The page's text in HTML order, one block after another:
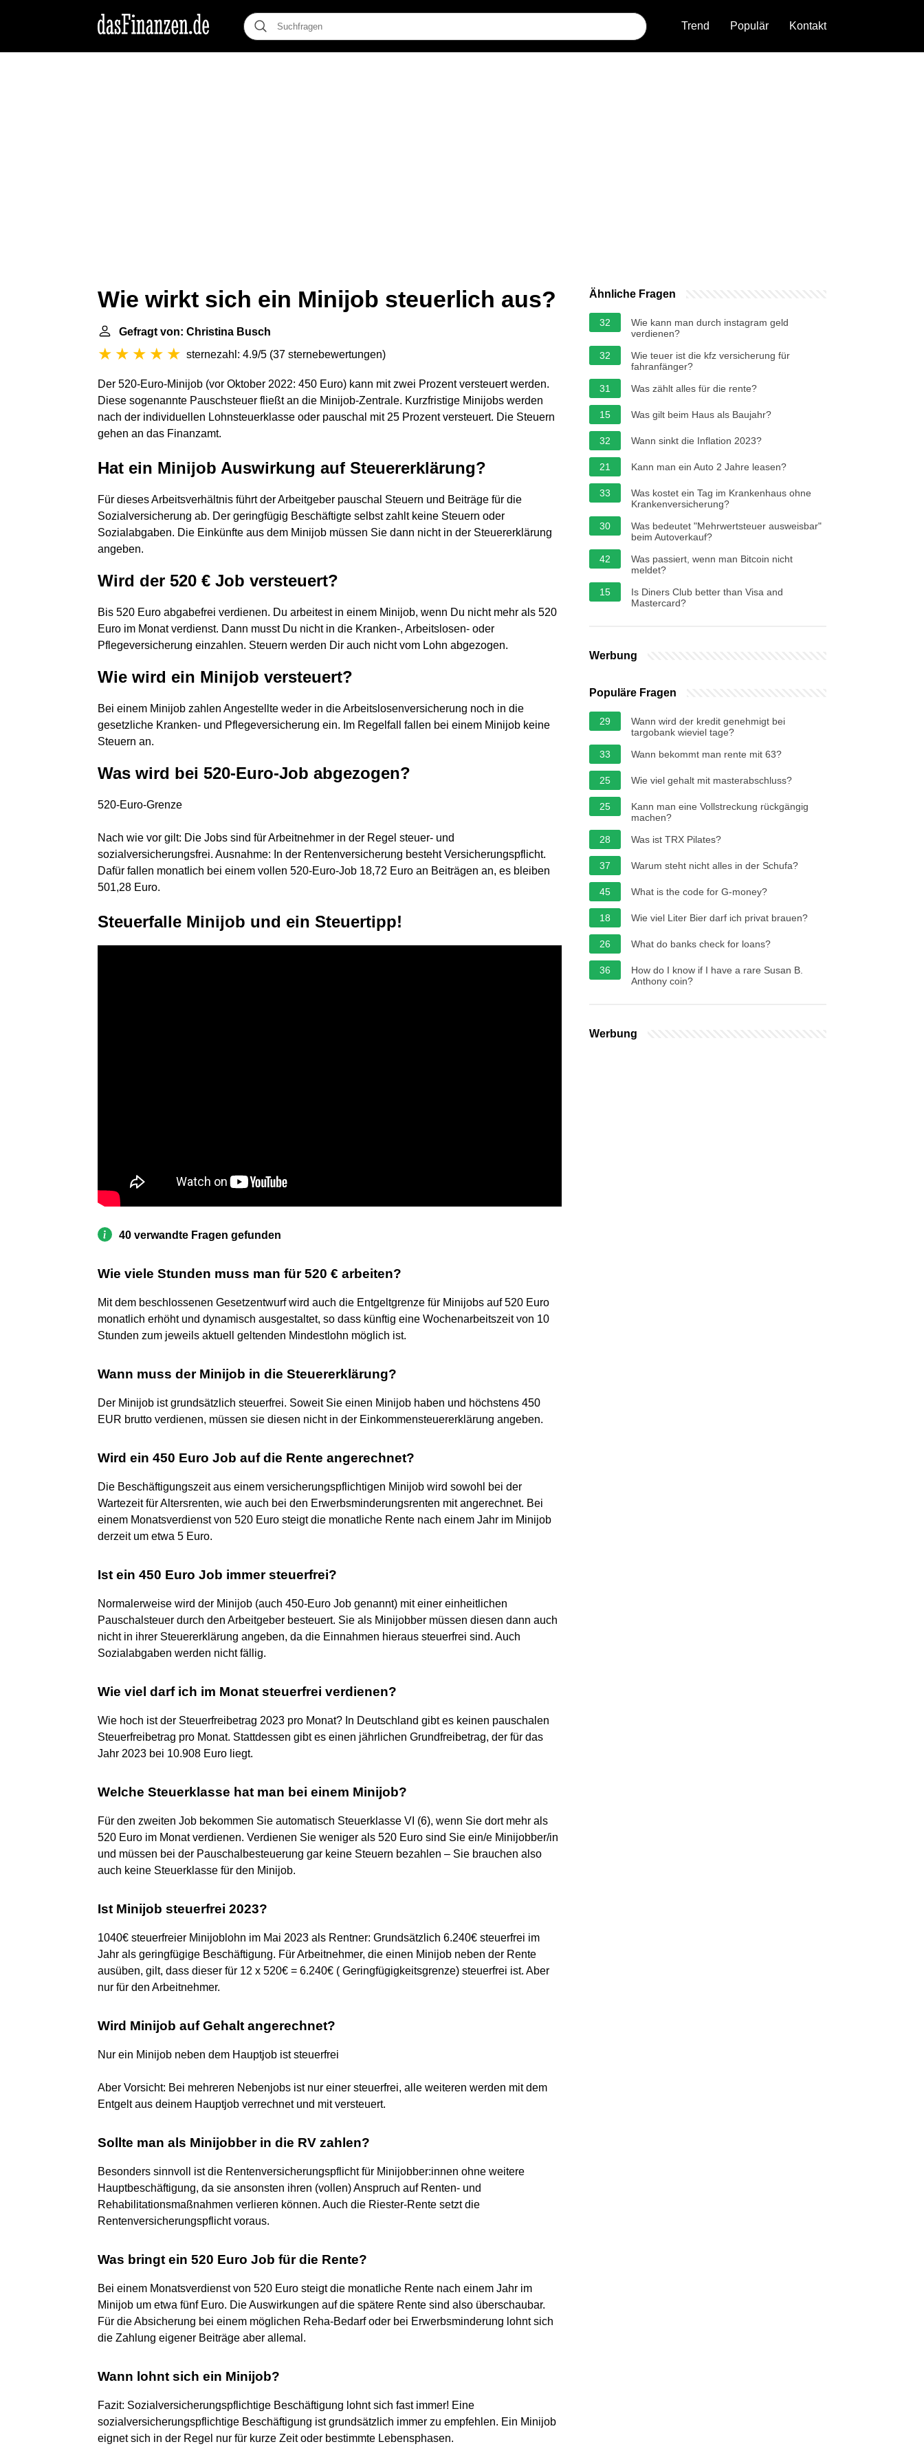
Trend Populär Kontakt
Wie wirkt sich ein Minijob steuerlich aus?
Gefragt von: Christina Busch
sternezahl: 4.9/5 (37 sternebewertungen)
Der 520-Euro-Minijob (vor Oktober 2022: 450 Euro) kann mit zwei Prozent versteuert werden.
Diese sogenannte Pauschsteuer fließt an die Minijob-Zentrale. Kurzfristige Minijobs werden
nach der individuellen Lohnsteuerklasse oder pauschal mit 25 Prozent versteuert. Die Steuern
gehen an das Finanzamt.
Hat ein Minijob Auswirkung auf Steuererklärung?
Für dieses Arbeitsverhältnis führt der Arbeitgeber pauschal Steuern und Beiträge für die
Sozialversicherung ab. Der geringfügig Beschäftigte selbst zahlt keine Steuern oder
Sozialabgaben. Die Einkünfte aus dem Minijob müssen Sie dann nicht in der Steuererklärung
angeben.
Wird der 520 € Job versteuert?
Bis 520 Euro abgabefrei verdienen. Du arbeitest in einem Minijob, wenn Du nicht mehr als 520
Euro im Monat verdienst. Dann musst Du nicht in die Kranken-, Arbeitslosen- oder
Pflegeversicherung einzahlen. Steuern werden Dir auch nicht vom Lohn abgezogen.
Wie wird ein Minijob versteuert?
Bei einem Minijob zahlen Angestellte weder in die Arbeitslosenversicherung noch in die
gesetzliche Kranken- und Pflegeversicherung ein. Im Regelfall fallen bei einem Minijob keine
Steuern an.
Was wird bei 520-Euro-Job abgezogen?
520-Euro-Grenze
Nach wie vor gilt: Die Jobs sind für Arbeitnehmer in der Regel steuer- und
sozialversicherungsfrei. Ausnahme: In der Rentenversicherung besteht Versicherungspflicht.
Dafür fallen monatlich bei einem vollen 520-Euro-Job 18,72 Euro an Beiträgen an, es bleiben
501,28 Euro.
Steuerfalle Minijob und ein Steuertipp!
40 verwandte Fragen gefunden
Wie viele Stunden muss man für 520 € arbeiten?
Mit dem beschlossenen Gesetzentwurf wird auch die Entgeltgrenze für Minijobs auf 520 Euro
monatlich erhöht und dynamisch ausgestaltet, so dass künftig eine Wochenarbeitszeit von 10
Stunden zum jeweils aktuell geltenden Mindestlohn möglich ist.
Wann muss der Minijob in die Steuererklärung?
Der Minijob ist grundsätzlich steuerfrei. Soweit Sie einen Minijob haben und höchstens 450
EUR brutto verdienen, müssen sie diesen nicht in der Einkommensteuererklärung angeben.
Wird ein 450 Euro Job auf die Rente angerechnet?
Die Beschäftigungszeit aus einem versicherungspflichtigen Minijob wird sowohl bei der
Wartezeit für Altersrenten, wie auch bei den Erwerbsminderungsrenten mit angerechnet. Bei
einem Monatsverdienst von 520 Euro steigt die monatliche Rente nach einem Jahr im Minijob
derzeit um etwa 5 Euro.
Ist ein 450 Euro Job immer steuerfrei?
Normalerweise wird der Minijob (auch 450-Euro Job genannt) mit einer einheitlichen
Pauschalsteuer durch den Arbeitgeber besteuert. Sie als Minijobber müssen diesen dann auch
nicht in ihrer Steuererklärung angeben, da die Einnahmen hieraus steuerfrei sind. Auch
Sozialabgaben werden nicht fällig.
Wie viel darf ich im Monat steuerfrei verdienen?
Wie hoch ist der Steuerfreibetrag 2023 pro Monat? In Deutschland gibt es keinen pauschalen
Steuerfreibetrag pro Monat. Stattdessen gibt es einen jährlichen Grundfreibetrag, der für das
Jahr 2023 bei 10.908 Euro liegt.
Welche Steuerklasse hat man bei einem Minijob?
Für den zweiten Job bekommen Sie automatisch Steuerklasse VI (6), wenn Sie dort mehr als
520 Euro im Monat verdienen. Verdienen Sie weniger als 520 Euro sind Sie ein/e Minijobber/in
und müssen bei der Pauschalbesteuerung gar keine Steuern bezahlen – Sie brauchen also
auch keine Steuerklasse für den Minijob.
Ist Minijob steuerfrei 2023?
1040€ steuerfreier Minijoblohn im Mai 2023 als Rentner: Grundsätzlich 6.240€ steuerfrei im
Jahr als geringfügige Beschäftigung. Für Arbeitnehmer, die einen Minijob neben der Rente
ausüben, gilt, dass dieser für 12 x 520€ = 6.240€ ( Geringfügigkeitsgrenze) steuerfrei ist. Aber
nur für den Arbeitnehmer.
Wird Minijob auf Gehalt angerechnet?
Nur ein Minijob neben dem Hauptjob ist steuerfrei
Aber Vorsicht: Bei mehreren Nebenjobs ist nur einer steuerfrei, alle weiteren werden mit dem
Entgelt aus deinem Hauptjob verrechnet und mit versteuert.
Sollte man als Minijobber in die RV zahlen?
Besonders sinnvoll ist die Rentenversicherungspflicht für Minijobber:innen ohne weitere
Hauptbeschäftigung, da sie ansonsten ihren (vollen) Anspruch auf Renten- und
Rehabilitationsmaßnahmen verlieren können. Auch die Riester-Rente setzt die
Rentenversicherungspflicht voraus.
Was bringt ein 520 Euro Job für die Rente?
Bei einem Monatsverdienst von 520 Euro steigt die monatliche Rente nach einem Jahr im
Minijob um etwa fünf Euro. Die Auswirkungen auf die spätere Rente sind also überschaubar.
Für die Absicherung bei einem möglichen Reha-Bedarf oder bei Erwerbsminderung lohnt sich
die Zahlung eigener Beiträge aber allemal.
Wann lohnt sich ein Minijob?
Fazit: Sozialversicherungspflichtige Beschäftigung lohnt sich fast immer! Eine
sozialversicherungspflichtige Beschäftigung ist grundsätzlich immer zu empfehlen. Ein Minijob
eignet sich in der Regel nur für kurze Zeit oder bestimmte Lebensphasen.
Ähnliche Fragen
32
Wie kann man durch instagram geld
verdienen?
32
Wie teuer ist die kfz versicherung für
fahranfänger?
31
Was zählt alles für die rente?
15 Was gilt beim Haus als Baujahr?
32 Wann sinkt die Inflation 2023?
21 Kann man ein Auto 2 Jahre leasen?
33
Was kostet ein Tag im Krankenhaus ohne
Krankenversicherung?
30
Was bedeutet "Mehrwertsteuer ausweisbar"
beim Autoverkauf?
42
Was passiert, wenn man Bitcoin nicht
meldet?
15
Is Diners Club better than Visa and
Mastercard?
Werbung
Populäre Fragen
29
Wann wird der kredit genehmigt bei
targobank wieviel tage?
33
Wann bekommt man rente mit 63?
25 Wie viel gehalt mit masterabschluss?
25
Kann man eine Vollstreckung rückgängig
machen?
28
Was ist TRX Pilates?
37 Warum steht nicht alles in der Schufa?
45 What is the code for G-money?
18 Wie viel Liter Bier darf ich privat brauen?
26 What do banks check for loans?
36
How do I know if I have a rare Susan B.
Anthony coin?
Werbung